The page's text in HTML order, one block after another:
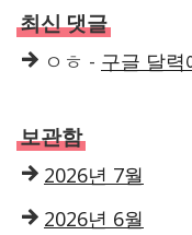
최신 댓글
ㅇㅎ - 구글 달력
보관함
2026년 7월
2026년 6월